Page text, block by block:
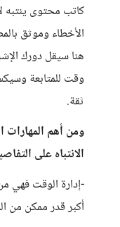
كاتب محتوى ينتبه
الأخطاء وموثق
هنا سيقل دورك
وقت للمتابعة
ثقة.
ومن أهم المهارات
الانتباه على
-إدارة الوقت فهي
أكبر قدر ممكن من